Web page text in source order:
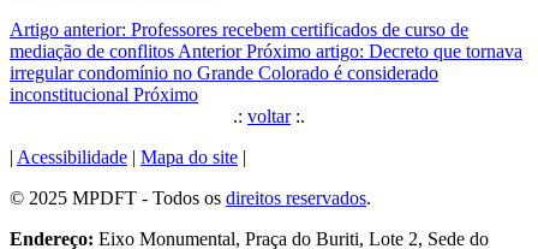
Artigo anterior: Professores recebem certificados de curso de
mediação de conflitos Anterior Próximo artigo: Decreto que tornava
irregular condomínio no Grande Colorado é considerado
inconstitucional Próximo
.: voltar:.
| Acessibilidade | Mapa do site |
© 2025 MPDFT - Todos os direitos reservados.
Endereço: Eixo Monumental, Praça do Buriti, Lote 2, Sede do